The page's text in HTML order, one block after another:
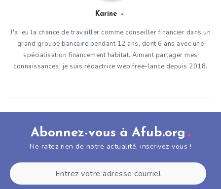
Karine
J'ai eu la chance de travailler comme conseiller financier dans un
grand groupe bancaire pendant 12 ans, dont 6 ans avec une
spécialisation financement habitat. Aimant partager mes
connaissances, je suis rédactrice web free-lance depuis 2018.
Abonnez-vous à Afub.org
Ne ratez rien de notre actualité, inscrivez-vous !